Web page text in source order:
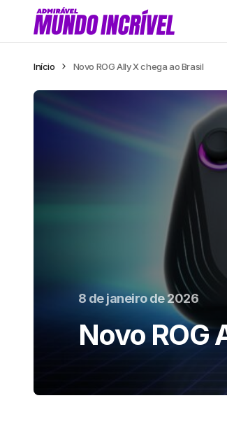
Início Novo ROG Ally X chega ao Brasil
8 de janeiro de 2026
Novo ROG